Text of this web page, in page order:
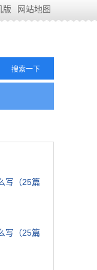
版 网站地图
写（25篇
写（25篇